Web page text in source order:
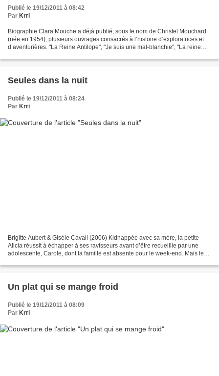
Publié le 19/12/2011 à 08:42
Par Krri
Biographie Clara Mouche a déjà publié, sous le nom de Christel Mouchard
(née en 1954), plusieurs ouvrages consacrés à l’histoire d’exploratrices et
d’aventurières. "La Reine Antilope", "Je suis une mal-blanchie", "La reine
Seules dans la nuit
Publié le 19/12/2011 à 08:24
Par Krri
Brigitte Aubert & Gisèle Cavali (2006) Kidnappée avec sa mère, la petite
Alicia réussit à échapper à ses ravisseurs avant d’être recueillie par une
adolescente, Carole, dont la famille est absente pour le week-end. Mais les
Un plat qui se mange froid
Publié le 19/12/2011 à 08:09
Par Krri